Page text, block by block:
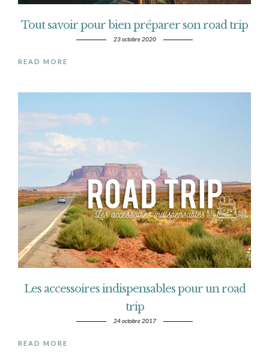
Tout savoir pour bien préparer son road trip
23 octobre 2020
READ MORE
Les accessoires indispensables pour un road
trip
24 octobre 2017
READ MORE